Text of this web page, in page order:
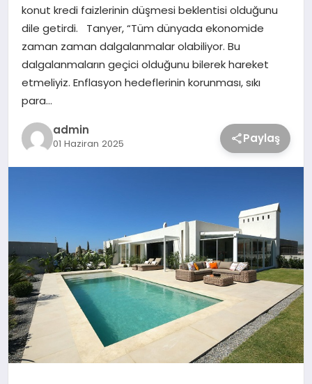
konut kredi faizlerinin düşmesi beklentisi olduğunu
dile getirdi. Tanyer, “Tüm dünyada ekonomide
zaman zaman dalgalanmalar olabiliyor. Bu
dalgalanmaların geçici olduğunu bilerek hareket
etmeliyiz. Enflasyon hedeflerinin korunması, sıkı
para…
admin
01 Haziran 2025 Paylaş